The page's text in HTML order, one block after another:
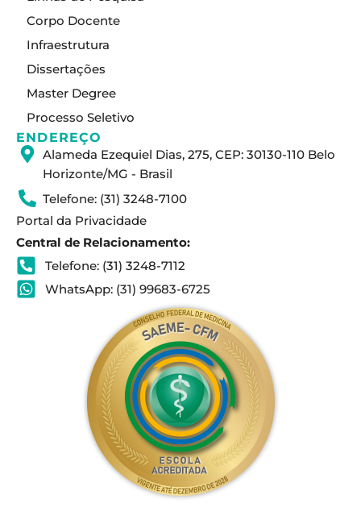
g
r
a
m
d
i
n
b
e
Corpo Docente
Infraestrutura
Dissertações
Master Degree
Processo Seletivo
ENDEREÇO
Alameda Ezequiel Dias, 275, CEP: 30130-110 Belo
Horizonte/MG - Brasil
Telefone: (31) 3248-7100
Portal da Privacidade
Central de Relacionamento:
Telefone: (31) 3248-7112
WhatsApp: (31) 99683-6725